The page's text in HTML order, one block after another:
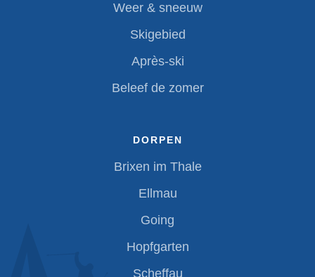
Weer & sneeuw
Skigebied
Après-ski
Beleef de zomer
DORPEN
Brixen im Thale
Ellmau
Going
Hopfgarten
Scheffau